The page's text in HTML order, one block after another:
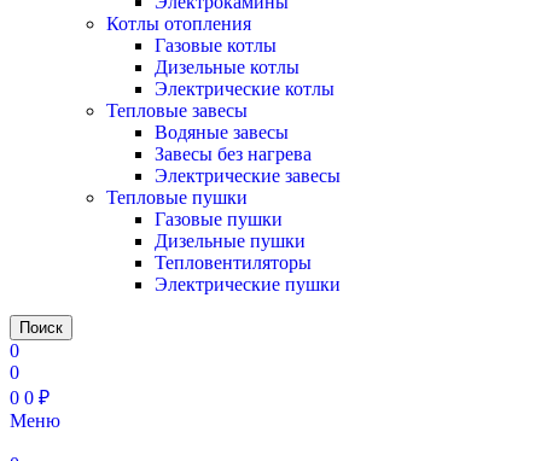
Котлы отопления
Газовые котлы
Дизельные котлы
Электрические котлы
Тепловые завесы
Водяные завесы
Завесы без нагрева
Электрические завесы
Тепловые пушки
Газовые пушки
Дизельные пушки
Тепловентиляторы
Электрические пушки
Поиск
0
0
0 0 ₽
Меню